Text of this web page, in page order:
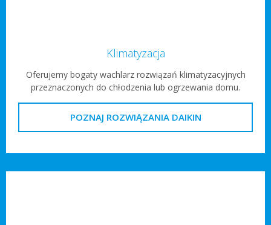
Klimatyzacja
Oferujemy bogaty wachlarz rozwiązań klimatyzacyjnych
przeznaczonych do chłodzenia lub ogrzewania domu.
POZNAJ ROZWIĄZANIA DAIKIN